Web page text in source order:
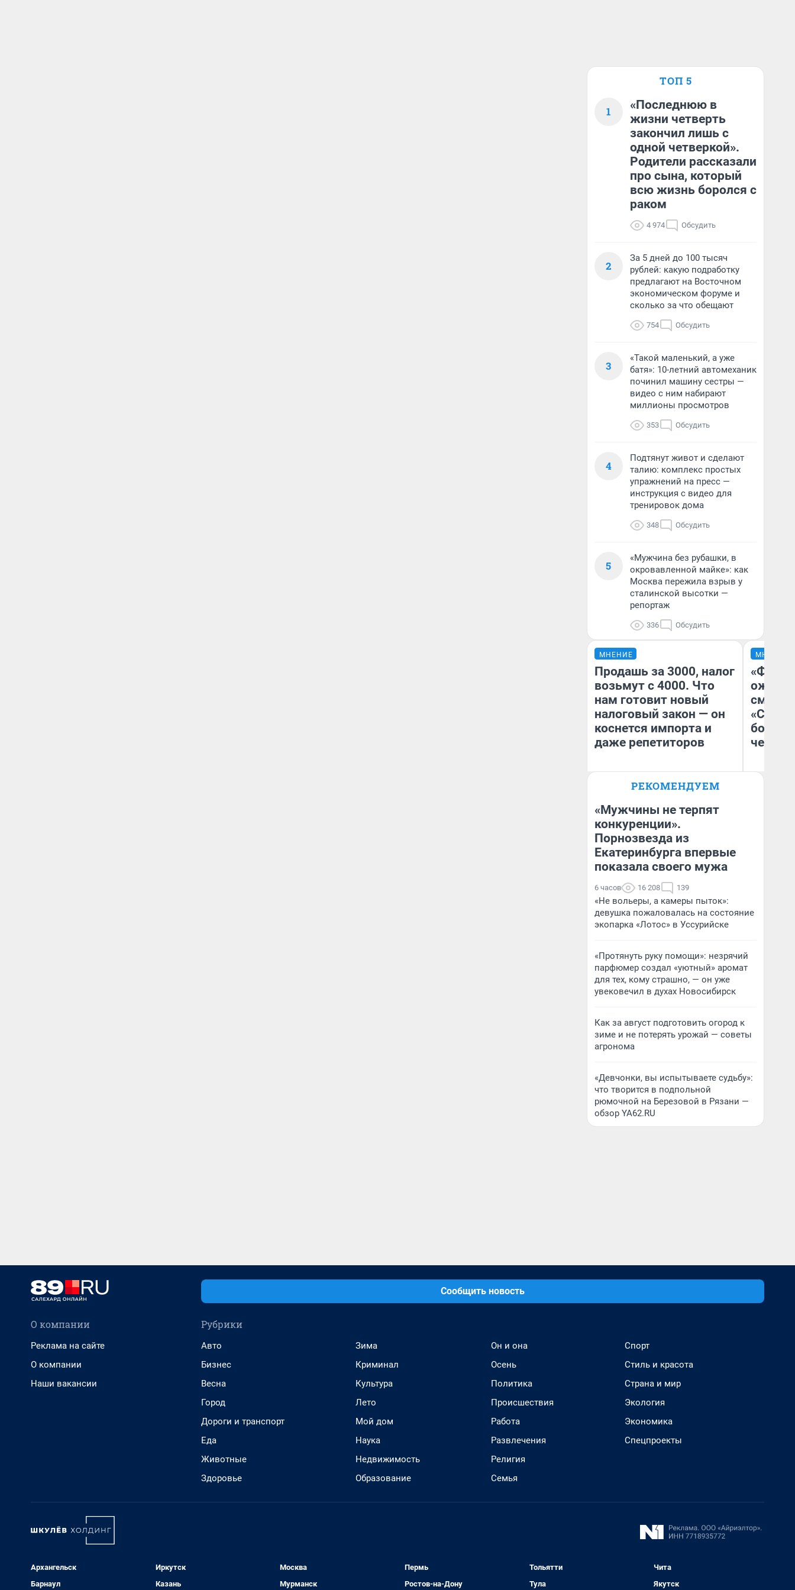
ТОП 5
1
«Последнюю в
жизни четверть
закончил лишь с
одной четверкой».
Родители рассказали
про сына, который
всю жизнь боролся с
раком
4 974 Обсудить
2
За 5 дней до 100 тысяч
рублей: какую подработку
предлагают на Восточном
экономическом форуме и
сколько за что обещают
754 Обсудить
3
«Такой маленький, а уже
батя»: 10-летний автомеханик
починил машину сестры —
видео с ним набирают
миллионы просмотров
353 Обсудить
4
Подтянут живот и сделают
талию: комплекс простых
упражнений на пресс —
инструкция с видео для
тренировок дома
348 Обсудить
5
«Мужчина без рубашки, в
окровавленной майке»: как
Москва пережила взрыв у
сталинской высотки —
репортаж
336 Обсудить
МНЕНИЕ
Продашь за 3000, налог
возьмут с 4000. Что
нам готовит новый
налоговый закон — он
коснется импорта и
даже репетиторов
Анастасия Завгородняя
МНЕНИЕ
РЕКОМЕНДУЕМ
«Мужчины не терпят
конкуренции».
Порнозвезда из
Екатеринбурга впервые
показала своего мужа
6 часов 16 208 139
«Не вольеры, а камеры пыток»:
девушка пожаловалась на состояние
экопарка «Лотос» в Уссурийске
«Протянуть руку помощи»: незрячий
парфюмер создал «уютный» аромат
для тех, кому страшно, — он уже
увековечил в духах Новосибирск
Как за август подготовить огород к
зиме и не потерять урожай — советы
агронома
«Девчонки, вы испытываете судьбу»:
что творится в подпольной
рюмочной на Березовой в Рязани —
обзор YA62.RU
Сообщить новость
О компании
Реклама на сайте
О компании
Наши вакансии
Рубрики
Авто
Бизнес
Весна
Город
Дороги и транспорт
Еда
Животные
Здоровье
Зима
Криминал
Культура
Лето
Мой дом
Наука
Недвижимость
Образование
Он и она
Осень
Политика
Происшествия
Работа
Развлечения
Религия
Семья
Спорт
Стиль и красота
Страна и мир
Экология
Экономика
Спецпроекты
Архангельск
Барнаул
Иркутск
Казань
Москва
Мурманск
Пермь
Ростов-на-Дону
Тольятти
Тула
Чита
Якутск